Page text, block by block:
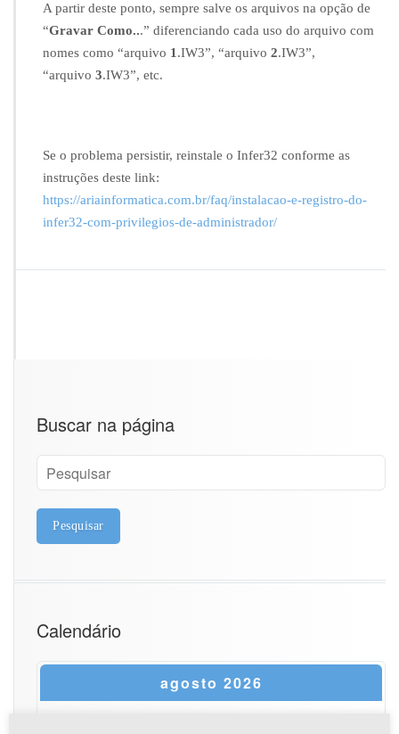
q
u
i
A partir deste ponto, sempre salve os arquivos na opção de
“Gravar Como...” diferenciando cada uso do arquivo com
nomes como “arquivo 1 .IW3”, “arquivo 2.IW3”,
“arquivo 3.IW3”, etc.
Se o problema persistir, reinstale o Infer32 conforme as
instruções deste link:
https://ariainformatica.com.br/faq/instalacao-e-registro-do-
infer32-com-privilegios-de-administrador/
Buscar na página
Calendário
agosto 2026